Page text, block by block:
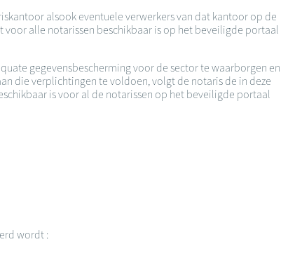
alsook eventuele verwerkers van dat kantoor op de
alle notarissen beschikbaar is op het beveiligde portaal
gegevensbescherming voor de sector te waarborgen en
die verplichtingen te voldoen, volgt de notaris de in deze
is voor al de notarissen op het beveiligde portaal
wordt :